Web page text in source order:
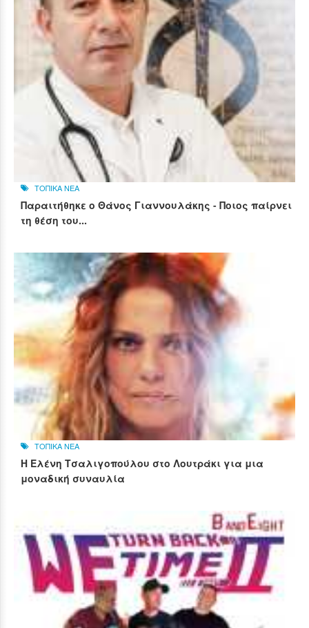
ΤΟΠΙΚΑ ΝΕΑ
Παραιτήθηκε ο Θάνος Γιαννουλάκης - Ποιος παίρνει
τη θέση του...
ΤΟΠΙΚΑ ΝΕΑ
Η Ελένη Τσαλιγοπούλου στο Λουτράκι για μια
μοναδική συναυλία